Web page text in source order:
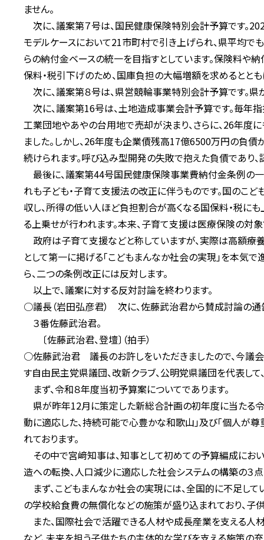
ません。
次に、議案第７号は、国民健康保険特別会計予算です。
モデルケースにおいて21市町村で引き上げられ、県平均で
らの納付金ベースの統一を目指すとしています。保険料や
保料・税引下げのため、国庫負担の大幅増額を求めるととも
次に、議案第８号は、県営競輪事業特別会計予算です。県
次に、議案第16号は、土地造成事業会計予算です。毎年
工業団地やあやの台用地で売却が決まり、さらに、26年度
ました。しかし、26年度も企業債残高17億6500万円の負
続けられます。呼び込み型開発の失敗で抱えた負債であり、
最後に、議案第44号国民健康保険事業費納付金条例の
れも子ども・子育て支援法の改正に伴うものです。国のこ
収し、所得の低い人ほど負担割合が高くなる国保料・税に
る上乗せが行われます。本来、子育て支援は医療保険の対
政府は子育て支援などと称していますが、実際は高額療
として第一に掲げる「こどもまんなか社会の実現」を本気
ら、二つの条例改正には反対します。
以上で、議案に対する反対討論を終わります。
○議長（岩田弘彦君） 次に、佐藤武治君から賛成討論の通
３番佐藤武治君。
〔佐藤武治君、登壇〕（拍手）
○佐藤武治君 議長のお許しをいただきましたので、今議
す自由民主党県議団、改新クラブ、公明党県議団を代表して
まず、令和８年度当初予算案についてであります。
県が昨年12月に策定した新総合計画の初年度に当たる
動に適応した、持続可能で心豊かな和歌山」及び「個人が
れております。
その中で宮﨑知事は、知事として初めての予算編成にお
造への転換、人口減少に適応した社会システムの構築の３
まず、こどもまんなか社会の実現には、全国的に不足し
の学校給食費の無償化などの施策が盛り込まれており、子
また、国際社会で活躍できる人材や成長産業を支える人